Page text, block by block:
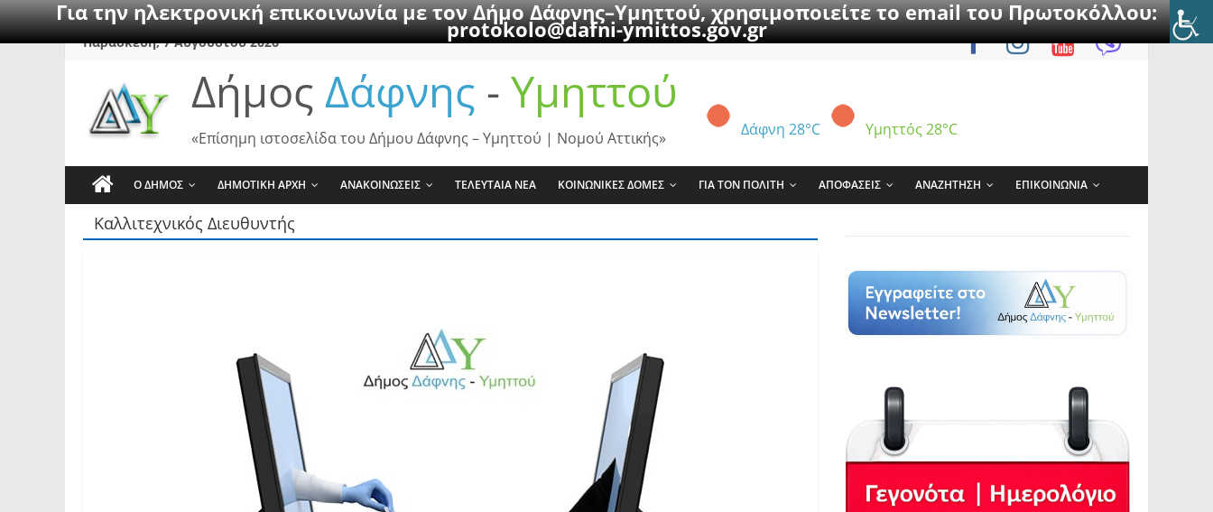
Για την ηλεκτρονική επικοινωνία με τον Δήμο Δάφνης–Υμηττού, χρησιμοποιείτε το email του Πρωτοκόλλου:
protokolo@dafni-ymittos.gov.gr
SkipΠαρασκευή, 7 Αυγούστου 2026
Δήμος Δάφνης - Υμηττού
Δάφνη 28°C Υμηττός 28°C
«Επίσημη ιστοσελίδα του Δήμου Δάφνης – Υμηττού | Νομού Αττικής»
Ο ΔΗΜΟΣ ΔΗΜΟΤΙΚΗ ΑΡΧΗ ΑΝΑΚΟΙΝΩΣΕΙΣ ΤΕΛΕΥΤΑΙΑ ΝΕΑ ΚΟΙΝΩΝΙΚΕΣ ΔΟΜΕΣ ΓΙΑ ΤΟΝ ΠΟΛΙΤΗ ΑΠΟΦΑΣΕΙΣ ΑΝΑΖΗΤΗΣΗ ΕΠΙΚΟΙΝΩΝΙΑ
Καλλιτεχνικός Διευθυντής